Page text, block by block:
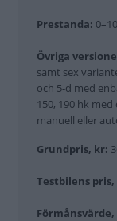
Prestanda:
Övriga
samt sex
och 5-d med
150, 190 hk
manuell eller
Grundpris, kr:
Testbilens pris,